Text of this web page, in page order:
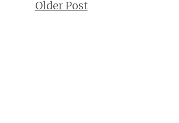
Older Post